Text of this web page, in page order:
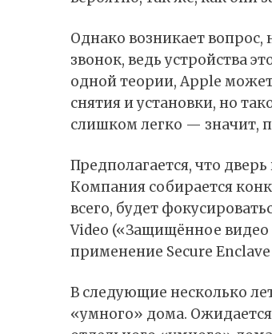
Однако возникает вопрос,
звонок, ведь устройства
одной теории, Apple
снятия и установки, но
слишком легко — значит,
Предполагается, что
Компания собирается
всего, будет
Video («Защищённое видео
применение Secure Enclave
В следующие несколько
«умного» дома. Ожидается